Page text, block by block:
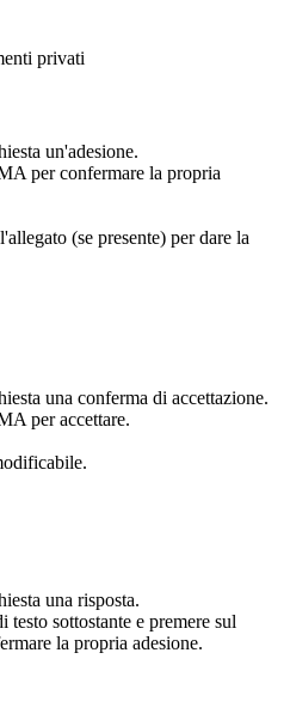
privati
un'adesione.
per confermare la propria
(se presente) per dare la
una conferma di accettazione.
per accettare.
una risposta.
testo sottostante e premere sul
la propria adesione.